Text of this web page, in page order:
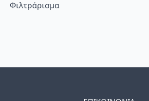
Φιλτράρισμα